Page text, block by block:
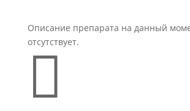
Описание препарата на данный
отсутствует.
